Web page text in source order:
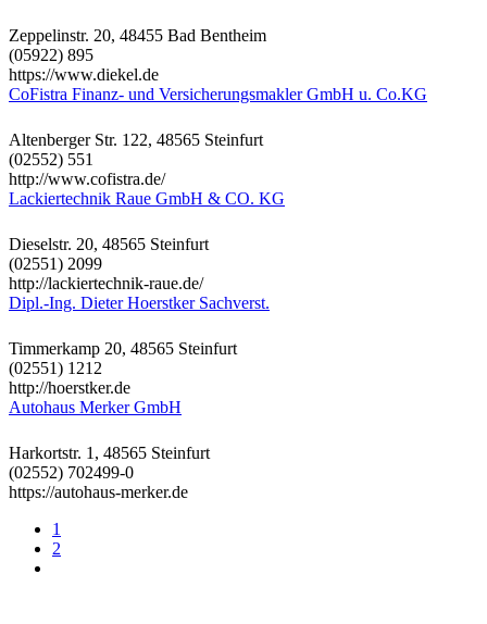
Zeppelinstr. 20, 48455 Bad Bentheim
(05922) 895
https://www.diekel.de
CoFistra Finanz- und Versicherungsmakler GmbH u. Co.KG
Altenberger Str. 122, 48565 Steinfurt
(02552) 551
http://www.cofistra.de/
Lackiertechnik Raue GmbH & CO. KG
Dieselstr. 20, 48565 Steinfurt
(02551) 2099
http://lackiertechnik-raue.de/
Dipl.-Ing. Dieter Hoerstker Sachverst.
Timmerkamp 20, 48565 Steinfurt
(02551) 1212
http://hoerstker.de
Autohaus Merker GmbH
Harkortstr. 1, 48565 Steinfurt
(02552) 702499-0
https://autohaus-merker.de
1
2